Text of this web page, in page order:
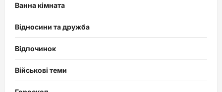
Ванна кімната
Відносини та дружба
Відпочинок
Військові теми